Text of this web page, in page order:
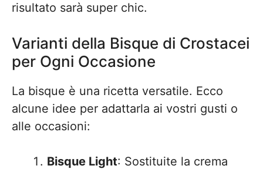
risultato sarà super chic.
Varianti della Bisque di Crostacei
per Ogni Occasione
La bisque è una ricetta versatile. Ecco
alcune idee per adattarla ai vostri gusti o
alle occasioni:
Bisque Light: Sostituite la crema